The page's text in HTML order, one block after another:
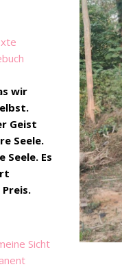
wir
Geist
Seele.
Seele. Es
Sicht